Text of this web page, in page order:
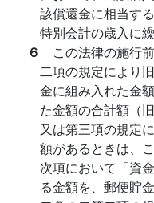
該償還金に相当す
特別会計の歳入に
６ この法律の施行
二項の規定により
金に組み入れた金
た金額の合計額（
又は第三項の規定
額があるときは、
次項において「資
る金額を、郵便貯